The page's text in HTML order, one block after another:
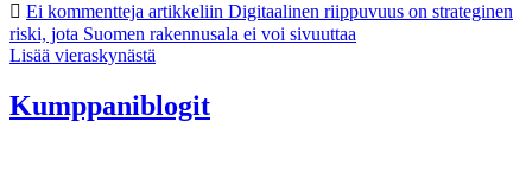
Ei kommentteja artikkeliin Digitaalinen riippuvuus on strateginen
riski, jota Suomen rakennusala ei voi sivuuttaa
Lisää vieraskynästä
Kumppaniblogit